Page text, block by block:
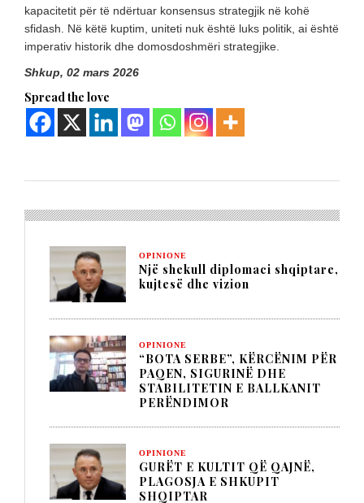
kapacitetit për të ndërtuar konsensus strategjik në kohë
sfidash. Në këtë kuptim, uniteti nuk është luks politik, ai është
imperativ historik dhe domosdoshmëri strategjike.
Shkup, 02 mars 2026
Spread the love
OPINIONE
Një shekull diplomaci shqiptare,
kujtesë dhe vizion
OPINIONE
“BOTA SERBE”, KËRCËNIM PËR
PAQEN, SIGURINË DHE
STABILITETIN E BALLKANIT
PERËNDIMOR
OPINIONE
GURËT E KULTIT QË QAJNË,
PLAGOSJA E SHKUPIT
SHQIPTAR